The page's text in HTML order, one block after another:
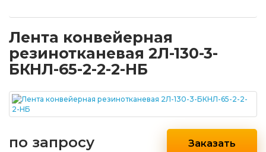
Лента конвейерная
резинотканевая 2Л-130-3-
БКНЛ-65-2-2-2-НБ
по запросу Заказать